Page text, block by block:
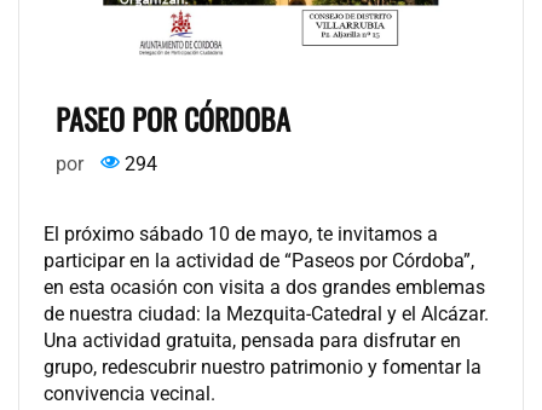
PASEO POR CÓRDOBA
por 294
El próximo sábado 10 de mayo, te invitamos a
participar en la actividad de “Paseos por Córdoba”,
en esta ocasión con visita a dos grandes emblemas
de nuestra ciudad: la Mezquita-Catedral y el Alcázar.
Una actividad gratuita, pensada para disfrutar en
grupo, redescubrir nuestro patrimonio y fomentar la
convivencia vecinal.